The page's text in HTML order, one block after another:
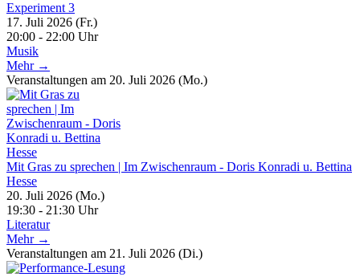
Experiment 3
17. Juli 2026 (Fr.)
20:00 - 22:00 Uhr
Musik
Mehr →
Veranstaltungen am 20. Juli 2026 (Mo.)
Mit Gras zu sprechen | Im Zwischenraum - Doris Konradi u. Bettina
Hesse
20. Juli 2026 (Mo.)
19:30 - 21:30 Uhr
Literatur
Mehr →
Veranstaltungen am 21. Juli 2026 (Di.)